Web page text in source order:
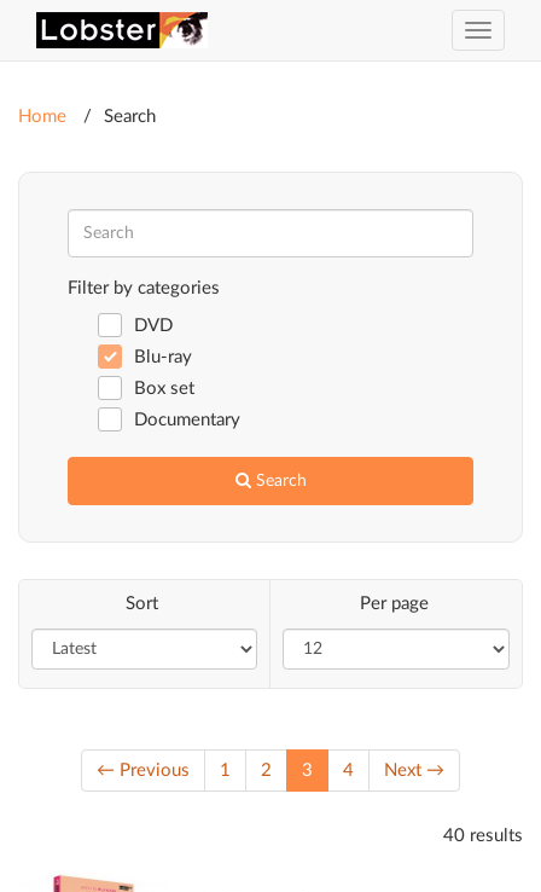
Toggle
Home Search
Filter by categories
DVD
Blu-ray
Box set
Documentary
Search
Sort Per page
← Previous 1 2 3 (current)
4 Next →
40 results